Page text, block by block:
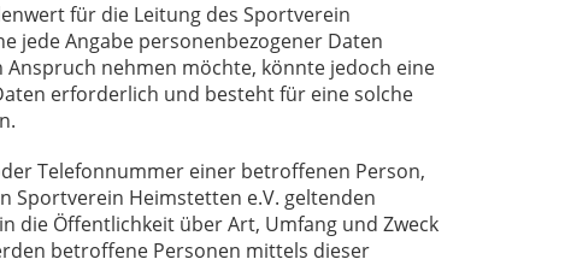
für die Leitung des Sportverein
jede Angabe personenbezogener Daten
nehmen möchte, könnte jedoch eine
erforderlich und besteht für eine solche
Telefonnummer einer betroffenen Person,
Heimstetten e.V. geltenden
die Öffentlichkeit über Art, Umfang und Zweck
betroffene Personen mittels dieser